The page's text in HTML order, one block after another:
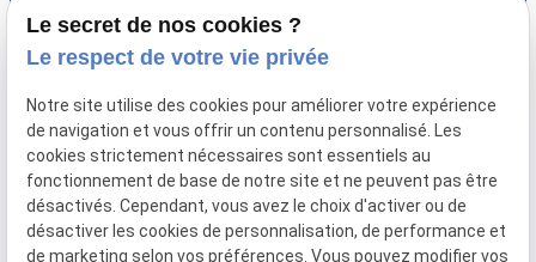
de 8h30 à 12h30 et de 14h00 à 19h00
Uniquement sur rendez-vous
SIRET :51052612200047
Plan du
site
Mentions
légales
Le secret de nos cookies ?
Le respect de votre vie privée
Notre site utilise des cookies pour améliorer votre expérience
de navigation et vous offrir un contenu personnalisé. Les
cookies strictement nécessaires sont essentiels au
fonctionnement de base de notre site et ne peuvent pas être
désactivés. Cependant, vous avez le choix d'activer ou de
désactiver les cookies de personnalisation, de performance et
de marketing selon vos préférences. Vous pouvez modifier vos